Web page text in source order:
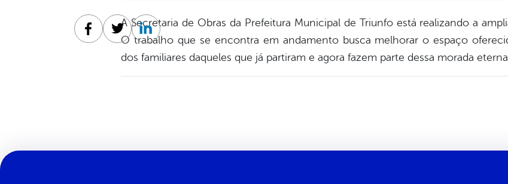
A Secretaria de Obras da Prefeitura Municipal de Triunfo está realizando a
O trabalho que se encontra em andamento busca melhorar o espaço
dos familiares daqueles que já partiram e agora fazem parte dessa morada
Facebook
TwitterLinkedin